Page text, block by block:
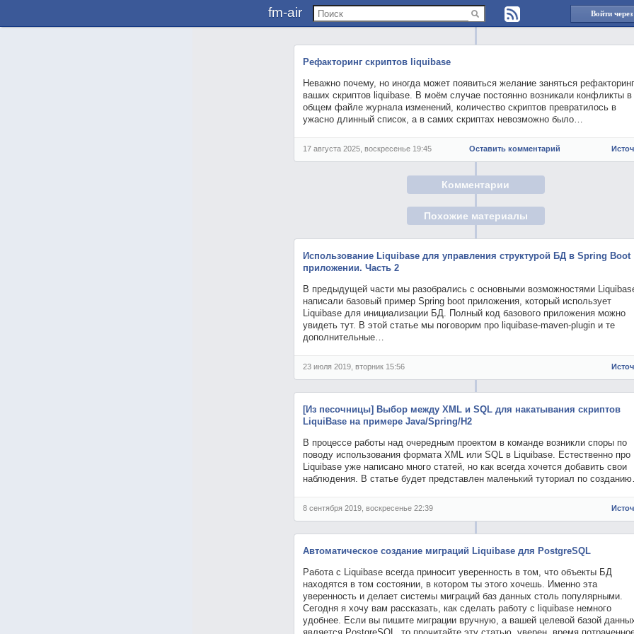
fm-air Войти
Рефакторинг скриптов liquibase
Неважно почему, но иногда может появиться желание заняться
ваших скриптов liquibase. В моём случае постоянно возникали конфликты в
общем файле журнала изменений, количество скриптов превратилось в
ужасно длинный список, а в самих скриптах невозможно было…
17 августа 2025, воскресенье 19:45 Оставить комментарий
Комментарии
Похожие материалы
Использование Liquibase для управления структурой БД в Spring Boot
приложении. Часть 2
В предыдущей части мы разобрались с основными возможностями
написали базовый пример Spring boot приложения, который использует
Liquibase для инициализации БД. Полный код базового приложения можно
увидеть тут. В этой статье мы поговорим про liquibase-maven-plugin и те
дополнительные…
23 июля 2019, вторник 15:56
[Из песочницы] Выбор между XML и SQL для накатывания скриптов
LiquiBase на примере Java/Spring/H2
В процессе работы над очередным проектом в команде возникли споры по
поводу использования формата XML или SQL в Liquibase. Естественно про
Liquibase уже написано много статей, но как всегда хочется добавить свои
наблюдения. В статье будет представлен маленький туториал по
8 сентября 2019, воскресенье 22:39
Автоматическое создание миграций Liquibase для PostgreSQL
Работа с Liquibase всегда приносит уверенность в том, что объекты БД
находятся в том состоянии, в котором ты этого хочешь. Именно эта
уверенность и делает системы миграций баз данных столь популярными.
Сегодня я хочу вам рассказать, как сделать работу с liquibase немного
удобнее. Если вы пишите миграции вручную, а вашей целевой базой